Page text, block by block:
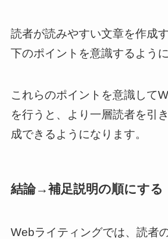
読者が読みやすい文章を作成
下のポイントを意識するよう
これらのポイントを意識して
を行うと、より一層読者を引
成できるようになります。
結論→補足説明の順にする
Webライティングでは、読者